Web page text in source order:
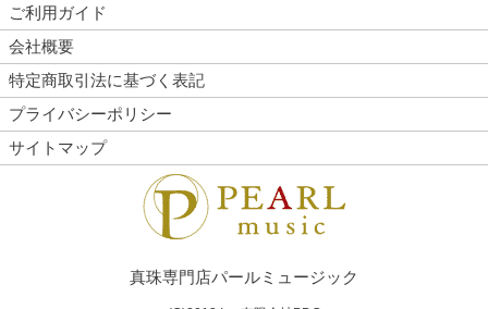
ご利用ガイド
会社概要
特定商取引法に基づく表記
プライバシーポリシー
サイトマップ
真珠専門店パールミュージック